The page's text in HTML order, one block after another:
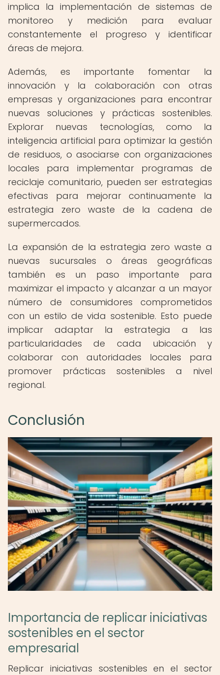
implica la implementación de sistemas de
monitoreo y medición para evaluar
constantemente el progreso y identificar
áreas de mejora.
Además, es importante fomentar la
innovación y la colaboración con otras
empresas y organizaciones para encontrar
nuevas soluciones y prácticas sostenibles.
Explorar nuevas tecnologías, como la
inteligencia artificial para optimizar la gestión
de residuos, o asociarse con organizaciones
locales para implementar programas de
reciclaje comunitario, pueden ser estrategias
efectivas para mejorar continuamente la
estrategia zero waste de la cadena de
supermercados.
La expansión de la estrategia zero waste a
nuevas sucursales o áreas geográficas
también es un paso importante para
maximizar el impacto y alcanzar a un mayor
número de consumidores comprometidos
con un estilo de vida sostenible. Esto puede
implicar adaptar la estrategia a las
particularidades de cada ubicación y
colaborar con autoridades locales para
promover prácticas sostenibles a nivel
regional.
Conclusión
Importancia de replicar iniciativas
sostenibles en el sector
empresarial
Replicar iniciativas sostenibles en el sector